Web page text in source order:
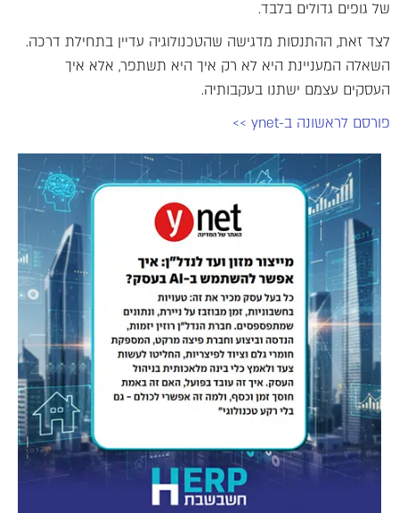
של גופים גדולים בלבד.
לצד זאת, ההתנסות מדגישה שהטכנולוגיה עדיין בתחילת דרכה.
השאלה המעניינת היא לא רק איך היא תשתפר, אלא איך
העסקים עצמם ישתנו בעקבותיה.
פורסם לראשונה ב-ynet >>